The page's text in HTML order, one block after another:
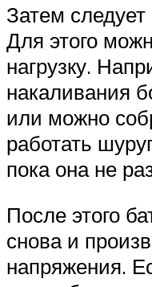
Затем
Для этого
нагрузку.
накаливания
или можно
работать
пока она не
После этого
снова и
напряжения.